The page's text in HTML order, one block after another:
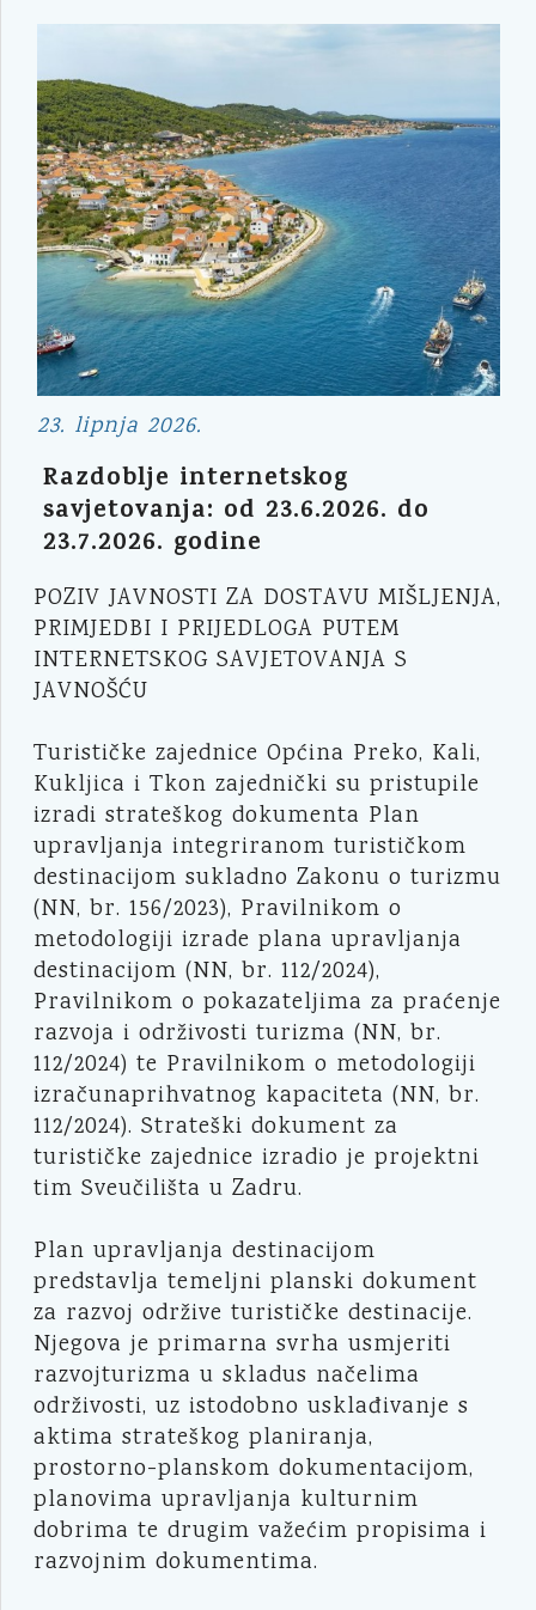
23. lipnja 2026.
Razdoblje internetskog
savjetovanja: od 23.6.2026. do
23.7.2026. godine
POZIV JAVNOSTI ZA DOSTAVU MIŠLJENJA,
PRIMJEDBI I PRIJEDLOGA PUTEM
INTERNETSKOG SAVJETOVANJA S
JAVNOŠĆU
Turističke zajednice Općina Preko, Kali,
Kukljica i Tkon zajednički su pristupile
izradi strateškog dokumenta Plan
upravljanja integriranom turističkom
destinacijom sukladno Zakonu o turizmu
(NN, br. 156/2023), Pravilnikom o
metodologiji izrade plana upravljanja
destinacijom (NN, br. 112/2024),
Pravilnikom o pokazateljima za praćenje
razvoja i održivosti turizma (NN, br.
112/2024) te Pravilnikom o metodologiji
izračunaprihvatnog kapaciteta (NN, br.
112/2024). Strateški dokument za
turističke zajednice izradio je projektni
tim Sveučilišta u Zadru.
Plan upravljanja destinacijom
predstavlja temeljni planski dokument
za razvoj održive turističke destinacije.
Njegova je primarna svrha usmjeriti
razvojturizma u skladus načelima
održivosti, uz istodobno usklađivanje s
aktima strateškog planiranja,
prostorno-planskom dokumentacijom,
planovima upravljanja kulturnim
dobrima te drugim važećim propisima i
razvojnim dokumentima.